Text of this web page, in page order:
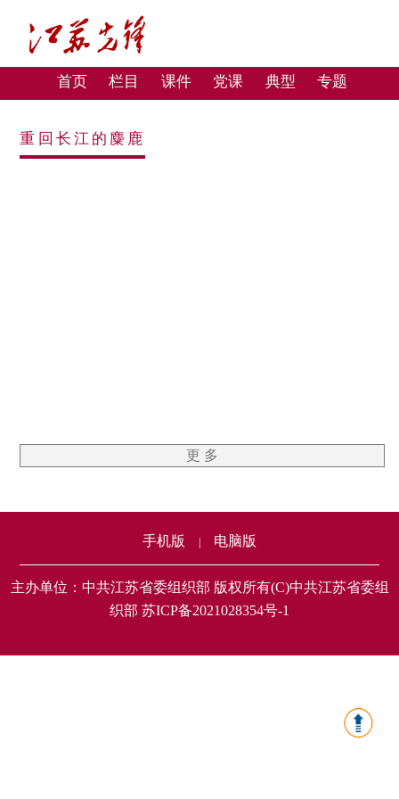
首页 栏目 课件 党课 典型 专题
重回长江的麋鹿
更 多
手机版 电脑版
主办单位：中共江苏省委组织部 版权所有(C)中共江苏省委组
织部 苏ICP备2021028354号-1